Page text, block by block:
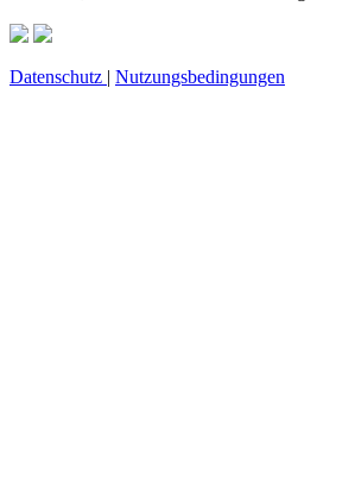
Datenschutz | Nutzungsbedingungen